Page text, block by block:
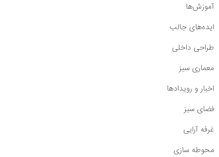
آموزش‌ها
ایده‌های جالب
طراحی داخلی
معماری سبز
اخبار و رویدادها
فضای سبز
غرفه آرایی
محوطه سازی